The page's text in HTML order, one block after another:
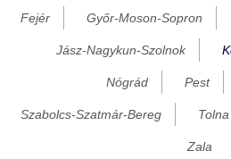
Epöl
Esztergom
Gyermely
Fejér Győr-Moson-Sopron
Jász-Nagykun-Szolnok
Nógrád Pest
Szabolcs-Szatmár-Bereg Tolna
Zala